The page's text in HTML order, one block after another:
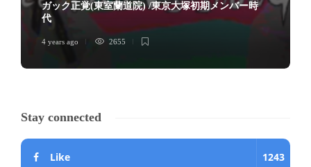
ガック正覚(東室蘭道院) /東京大塚初期メンバー時
代
4 years ago 2655
Stay connected
Like 1243